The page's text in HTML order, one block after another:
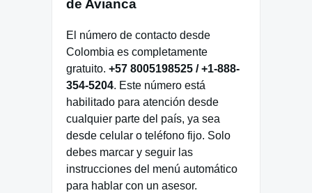
de Avianca
El número de contacto desde
Colombia es completamente
gratuito. +57 8005198525 / +1-888-
354-5204. Este número está
habilitado para atención desde
cualquier parte del país, ya sea
desde celular o teléfono fijo. Solo
debes marcar y seguir las
instrucciones del menú automático
para hablar con un asesor.